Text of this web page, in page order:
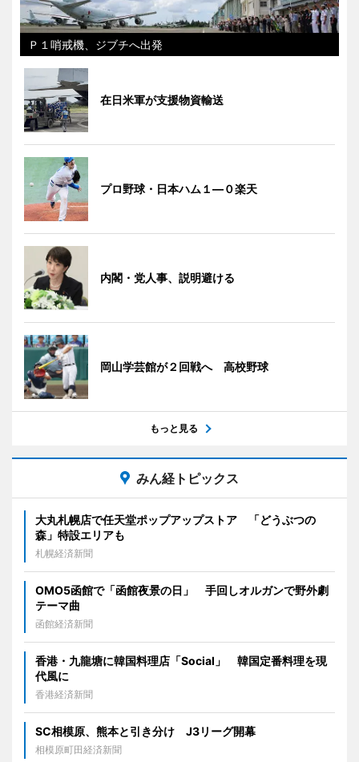
Ｐ１哨戒機、ジブチへ出発
在日米軍が支援物資輸送
プロ野球・日本ハム１―０楽天
内閣・党人事、説明避ける
岡山学芸館が２回戦へ 高校野球
もっと見る
みん経トピックス
大丸札幌店で任天堂ポップアップストア 「どうぶつの
森」特設エリアも
札幌経済新聞
OMO5函館で「函館夜景の日」 手回しオルガンで野外劇
テーマ曲
函館経済新聞
香港・九龍塘に韓国料理店「Social」 韓国定番料理を現
代風に
香港経済新聞
SC相模原、熊本と引き分け J3リーグ開幕
相模原町田経済新聞